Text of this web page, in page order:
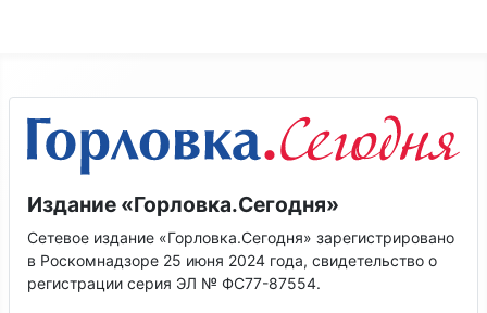
Издание «Горловка.Сегодня»
Сетевое издание «Горловка.Сегодня» зарегистрировано
в Роскомнадзоре 25 июня 2024 года, свидетельство о
регистрации серия ЭЛ № ФС77-87554.